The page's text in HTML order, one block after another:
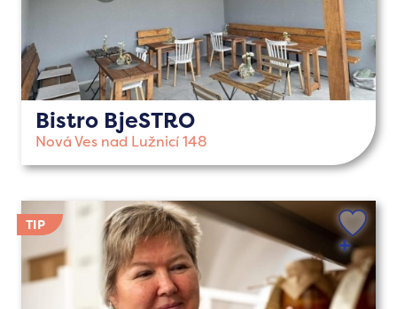
Bistro BjeSTRO
Nová Ves nad Lužnicí 148